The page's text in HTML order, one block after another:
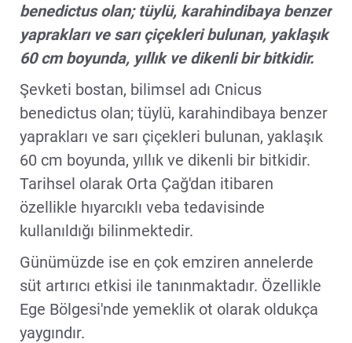
benedictus olan; tüylü, karahindibaya benzer
yaprakları ve sarı çiçekleri bulunan, yaklaşık
60 cm boyunda, yıllık ve dikenli bir bitkidir.
Şevketi bostan, bilimsel adı Cnicus
benedictus olan; tüylü, karahindibaya benzer
yaprakları ve sarı çiçekleri bulunan, yaklaşık
60 cm boyunda, yıllık ve dikenli bir bitkidir.
Tarihsel olarak Orta Çağ'dan itibaren
özellikle hıyarcıklı veba tedavisinde
kullanıldığı bilinmektedir.
Günümüzde ise en çok emziren annelerde
süt artırıcı etkisi ile tanınmaktadır. Özellikle
Ege Bölgesi'nde yemeklik ot olarak oldukça
yaygındır.